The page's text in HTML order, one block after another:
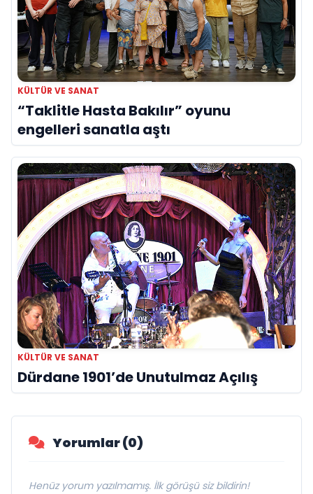
KÜLTÜR VE SANAT
“Taklitle Hasta Bakılır” oyunu
engelleri sanatla aştı
KÜLTÜR VE SANAT
Dürdane 1901’de Unutulmaz Açılış
Yorumlar (0)
Henüz yorum yazılmamış. İlk görüşü siz bildirin!